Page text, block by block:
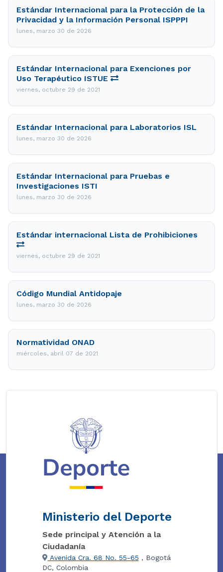
Estándar Internacional para la Protección de la
Privacidad y la Información Personal ISPPPI
lunes, marzo 30 de 2026
Estándar Internacional para Exenciones por
Uso Terapéutico ISTUE
viernes, octubre 29 de 2021
Estándar Internacional para Laboratorios ISL
lunes, marzo 30 de 2026
Estándar Internacional para Pruebas e
Investigaciones ISTI
lunes, marzo 30 de 2026
Estándar internacional Lista de Prohibiciones
viernes, octubre 29 de 2021
Código Mundial Antidopaje
lunes, marzo 30 de 2026
Normatividad ONAD
miércoles, abril 07 de 2021
Ministerio del Deporte
Sede principal y Atención a la
Ciudadanía
Avenida Cra. 68 No. 55-65 , Bogotá
DC, Colombia